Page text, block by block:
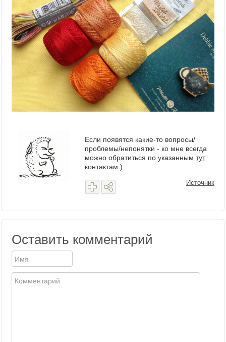
Если появятся какие-то вопросы/
проблемы/непонятки - ко мне всегда
можно обратиться по указанным тут
контактам:)
Источник
Оставить комментарий